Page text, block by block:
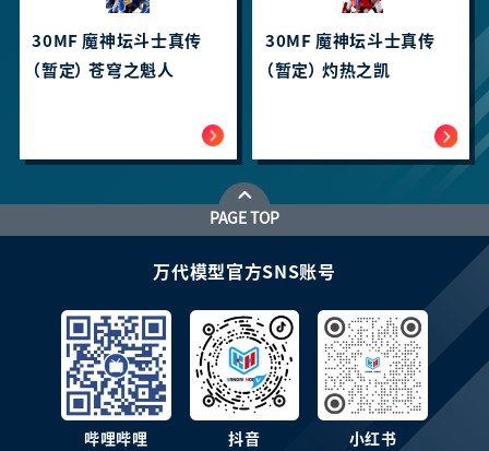
30MF 魔神坛斗士真传
（暂定） 苍穹之魁人
30MF 魔神坛斗士真传
（暂定） 灼热之凯
PAGE TOP
万代模型官方SNS账号
哔哩哔哩 抖音 小红书